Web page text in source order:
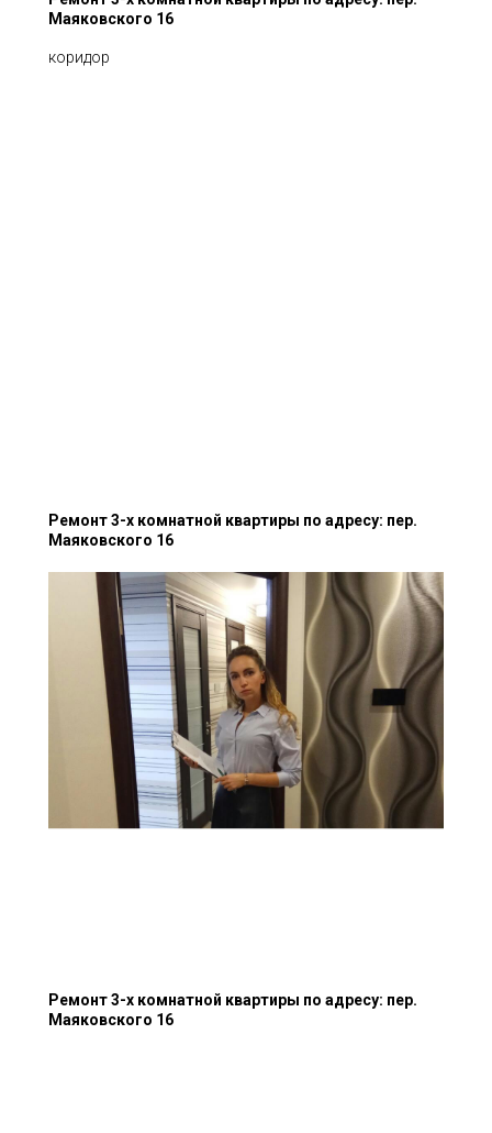
Маяковского 16
коридор
Ремонт 3-х комнатной квартиры по адресу: пер.
Маяковского 16
Ремонт 3-х комнатной квартиры по адресу: пер.
Маяковского 16